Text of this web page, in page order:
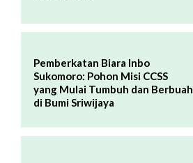
Pemberkatan Biara Inbo
Sukomoro: Pohon Misi CCSS
yang Mulai Tumbuh dan Berbuah
di Bumi Sriwijaya